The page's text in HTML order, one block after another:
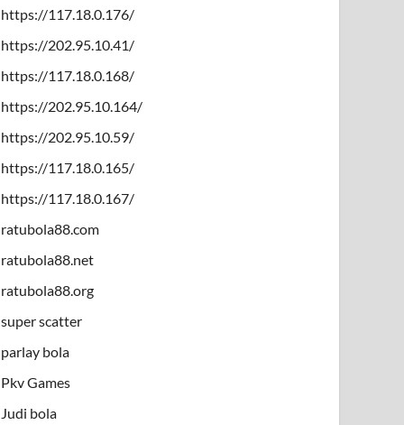
https://117.18.0.176/
https://202.95.10.41/
https://117.18.0.168/
https://202.95.10.164/
https://202.95.10.59/
https://117.18.0.165/
https://117.18.0.167/
ratubola88.com
ratubola88.net
ratubola88.org
super scatter
parlay bola
Pkv Games
Judi bola